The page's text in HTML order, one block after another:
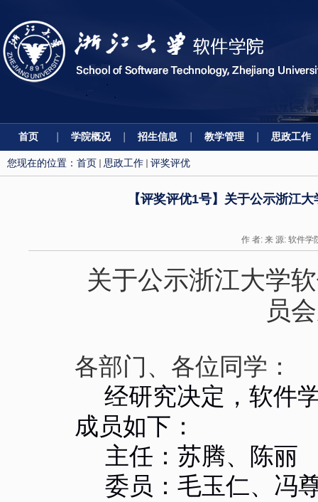
首页 学院概况 招生信息 教学管理 思政工作
您现在的位置： 首页 思政工作 评奖评优
【评奖评优1号】关于公示浙江
作 者: 来 源: 软件
关于公示浙江大学
员
各部门、各位同学：
经研究决定，软件
成员如下：
主任：苏腾、陈丽
委员：毛玉仁、冯